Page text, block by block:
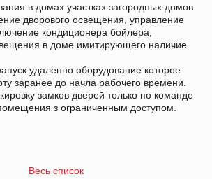
в домах участках загородных домов.
дворового освещения, управление
кондиционера бойлера,
в доме имитирующего наличие
удаленно оборудование которое
заранее до начла рабочего времени.
замков дверей только по команде
з ограниченным доступом.
Весь список